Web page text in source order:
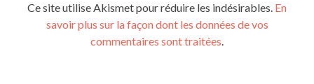
Ce site utilise Akismet pour réduire les indésirables. En
savoir plus sur la façon dont les données de vos
commentaires sont traitées.